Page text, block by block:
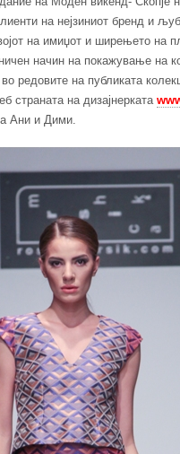
на нејзиниот бренд и
на имиџот и ширењето на
начин на покажување на
редовите на публиката
страната на дизајнерката
Ани и Дими.